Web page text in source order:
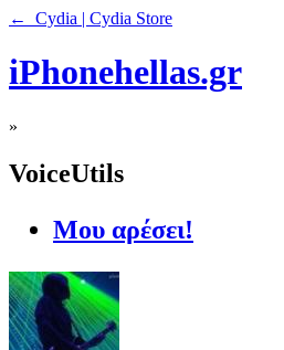
← Cydia | Cydia Store
iPhonehellas.gr
»
VoiceUtils
Μου αρέσει!